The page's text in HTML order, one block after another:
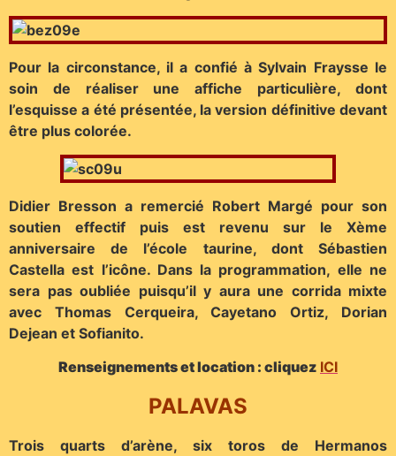
Pour la circonstance, il a confié à Sylvain Fraysse le
soin de réaliser une affiche particulière, dont
l’esquisse a été présentée, la version définitive devant
être plus colorée.
Didier Bresson a remercié Robert Margé pour son
soutien effectif puis est revenu sur le Xème
anniversaire de l’école taurine, dont Sébastien
Castella est l’icône. Dans la programmation, elle ne
sera pas oubliée puisqu’il y aura une corrida mixte
avec Thomas Cerqueira, Cayetano Ortiz, Dorian
Dejean et Sofianito.
Renseignements et location : cliquez ICI
PALAVAS
Trois quarts d’arène, six toros de Hermanos